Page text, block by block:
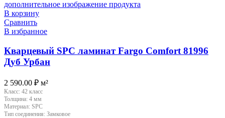
В корзину
Сравнить
В избранное
Кварцевый SPC ламинат Fargo Comfort 81996
Дуб Урбан
2 590.00 ₽ м²
Класс: 42 класс
Толщина: 4 мм
Материал: SPC
Тип соединения: Замковое